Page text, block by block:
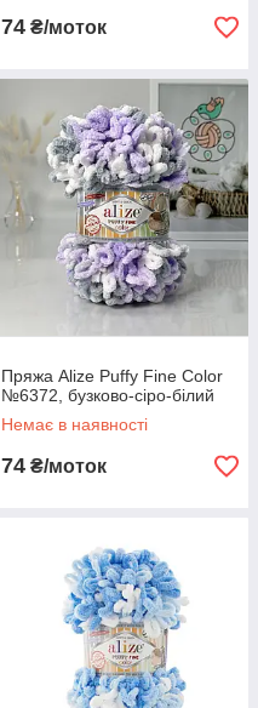
74 ₴/моток
Пряжа Alize Puffy Fine Color
№6372, бузково-сіро-білий
Немає в наявності
74 ₴/моток